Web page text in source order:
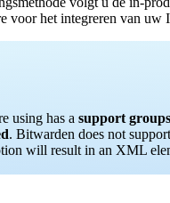
voor het integreren van uw
using has a support groups
. Bitwarden does not
will result in an XML